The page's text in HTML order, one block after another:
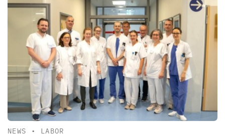
NEWS • LABOR